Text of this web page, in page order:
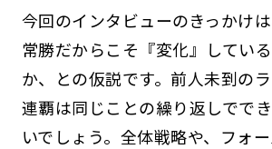
今回のインタビューのきっかけ
常勝だからこそ『変化』してい
か、との仮説です。前人未到の
連覇は同じことの繰り返しでで
いでしょう。全体戦略や、フォ